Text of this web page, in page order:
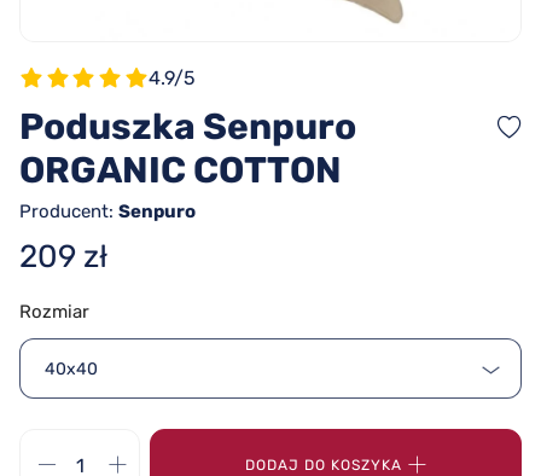
4.9/5
Poduszka Senpuro
ORGANIC COTTON
Producent: Senpuro
209 zł
Rozmiar
40x40
DODAJ DO KOSZYKA